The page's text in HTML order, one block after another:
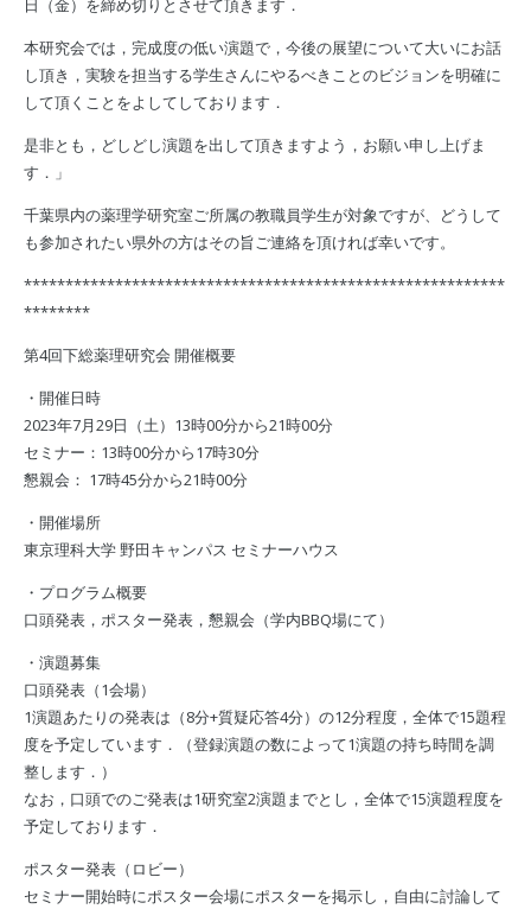
日（金）を締め切りとさせて頂きます．
本研究会では，完成度の低い演題で，今後の展望について大いにお話
し頂き，実験を担当する学生さんにやるべきことのビジョンを明確に
して頂くことをよしてしております．
是非とも，どしどし演題を出して頂きますよう，お願い申し上げま
す．」
千葉県内の薬理学研究室ご所属の教職員学生が対象ですが、どうして
も参加されたい県外の方はその旨ご連絡を頂ければ幸いです。
**********************************************************
********
第4回下総薬理研究会 開催概要
・開催日時
2023年7月29日（土）13時00分から21時00分
セミナー：13時00分から17時30分
懇親会： 17時45分から21時00分
・開催場所
東京理科大学 野田キャンパス セミナーハウス
・プログラム概要
口頭発表，ポスター発表，懇親会（学内BBQ場にて）
・演題募集
口頭発表（1会場）
1演題あたりの発表は（8分+質疑応答4分）の12分程度，全体で15題程
度を予定しています．（登録演題の数によって1演題の持ち時間を調
整します．）
なお，口頭でのご発表は1研究室2演題までとし，全体で15演題程度を
予定しております．
ポスター発表（ロビー）
セミナー開始時にポスター会場にポスターを掲示し，自由に討論して